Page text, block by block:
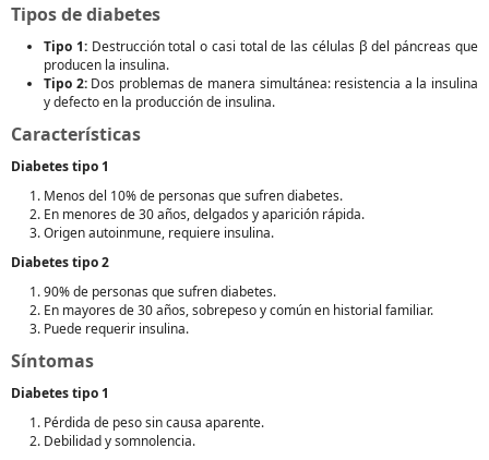
Tipos de diabetes
Tipo 1:Destrucción total o casi total de las células β del páncreas que
producen la insulina.
Tipo 2:Dos problemas de manera simultánea: resistencia a la insulina
y defecto en la producción de insulina.
Características
Diabetes tipo 1
Menos del 10% de personas que sufren diabetes.
En menores de 30 años, delgados y aparición rápida.
Origen autoinmune, requiere insulina.
Diabetes tipo 2
90% de personas que sufren diabetes.
En mayores de 30 años, sobrepeso y común en historial familiar.
Puede requerir insulina.
Síntomas
Diabetes tipo 1
Pérdida de peso sin causa aparente.
Debilidad y somnolencia.